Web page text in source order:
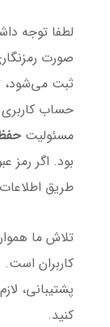
لطفا توجه
صورت
ثبت
حساب کاربری
مسئولیت
بود. اگر رمز
طریق
تلاش ما
کاربران است.
پشتیبانی،
کنید.